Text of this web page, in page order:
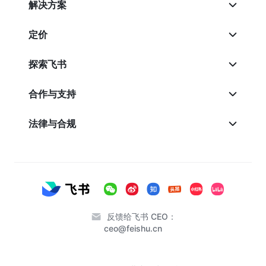
解决方案
定价
探索飞书
合作与支持
法律与合规
反馈给飞书 CEO：
ceo@feishu.cn